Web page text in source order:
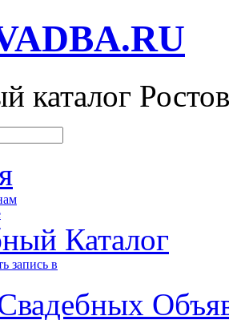
каталог
Каталог
запись в